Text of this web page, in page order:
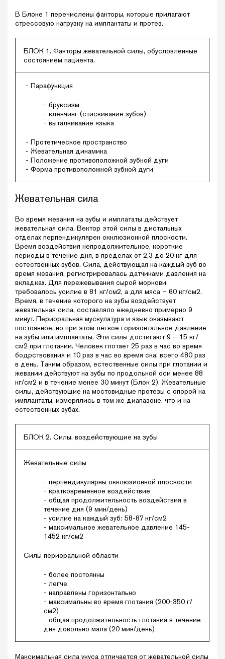
В Блоке 1 перечислены факторы, которые прилагают
стрессовую нагрузку на имплантаты и протез.
БЛОК 1. Факторы жевательной силы, обусловленные
состоянием пациента.
- Парафункция
- бруксизм
- кленчинг (стискивание зубов)
- выталкивание языка
- Протетическое пространство
- Жевательная динамика
- Положение противоположной зубной дуги
- Форма противоположной зубной дуги
Жевательная сила
Во время жевания на зубы и имплататы действует
жевательная сила. Вектор этой силы в дистальных
отделах перпендикулярен окклюзионной плоскости.
Время воздействия непродолжительное, короткие
периоды в течение дня, в пределах от 2,3 до 20 кг для
естественных зубов. Сила, действующая на каждый зуб во
время жевания, регистрировалась датчиками давления на
вкладках. Для пережевывания сырой моркови
требовалось усилие в 81 кг/см2, а для мяса – 60 кг/см2.
Время, в течение которого на зубы воздействует
жевательная сила, составляло ежедневно примерно 9
минут. Периоральная мускулатура и язык оказывают
постоянное, но при этом легкое горизонтальное давление
на зубы или имплантаты. Эти силы достигают 9 – 15 кг/
см2 при глотании. Человек глотает 25 раз в час во время
бодрствования и 10 раз в час во время сна, всего 480 раз
в день. Таким образом, естественные силы при глотании и
жевании действуют на зубы по продольной оси менее 88
кг/см2 и в течение менее 30 минут (Блок 2). Жевательные
силы, действующие на мостовидные протезы с опорой на
имплантаты, измерялись в том же диапазоне, что и на
естественных зубах.
БЛОК 2. Силы, воздействующие на зубы
Жевательные силы
- перпендикулярны окклюзионной плоскости
- кратковременное воздействие
- общая продолжительность воздействия в
течение дня (9 мин/день)
- усилие на каждый зуб: 58-87 кг/см2
- максимальное жевательное давление 145-
1452 кг/см2
Силы периоральной области
- более постоянны
- легче
- направлены горизонтально
- максимальны во время глотания (200-350 г/
см2)
- общая продолжительность глотания в течение
дня довольно мала (20 мин/день)
Максимальная сила укуса отличается от жевательной силы